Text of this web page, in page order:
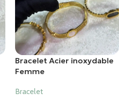
Bracelet Acier inoxydable
Femme
Bracelet